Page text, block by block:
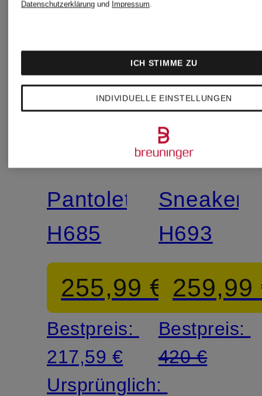
+Aktionsrabatt
Pantoletten
H685
255,99 €
Bestpreis:
217,59 €
Ursprünglich:
HOGAN
Sneaker
H693
259,99
Bestpreis:
420 €
Datenschutzerklärung und Impressum.
INDIVIDUELLE EINSTELLUNGEN
ICH STIMME ZU